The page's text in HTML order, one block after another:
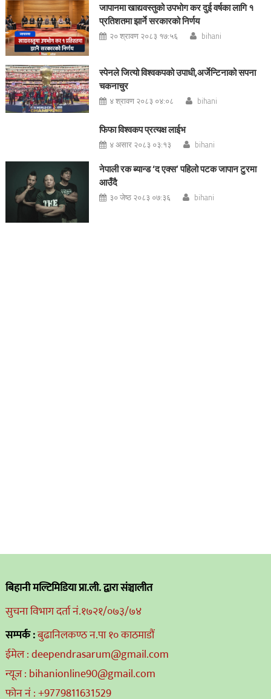
जापानमा खाद्यवस्तुको उपभोग कर दुई वर्षका लागि १
प्रतिशतमा झार्ने सरकारको निर्णय
२० श्रावण २०८३ १७:५६ bihani
स्पेनले जित्यो विश्वकपको उपाधी,अर्जेन्टिनाको सपना
चकनाचुर
४ श्रावण २०८३ ०४:०८ bihani
फिफा विश्वकप प्रत्यक्ष लाईभ
४ असार २०८३ ०३:१३ bihani
नेपाली रक ब्यान्ड ‘द एक्स’ पहिलो पटक जापान टुरमा
आउँदै
३० जेष्ठ २०८३ ०७:३६ bihani
बिहानी मल्टिमिडिया प्रा.ली. द्वारा संञ्चालीत
सुचना विभाग दर्ता नं.१७२१/०७३/७४
सम्पर्क :बुढानिलकण्ठ न.पा १० काठमाडौं
ईमेल : deependrasarum@gmail.com
न्यूज : bihanionline90@gmail.com
फोन नं : +9779811631529